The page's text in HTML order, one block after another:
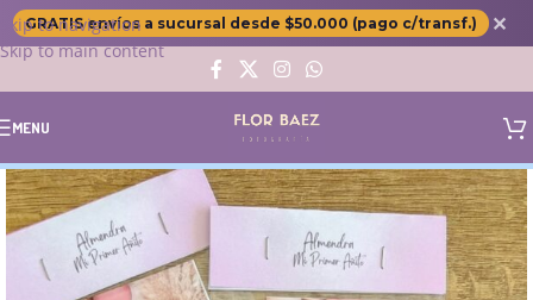
Skip to navigation
Skip to main content
GRATIS envíos a sucursal desde $50.000 (pago c/transf.) ✕
MENU